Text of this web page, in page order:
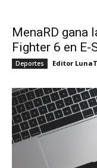
MenaRD gana
Fighter 6 en E-
Deportes Editor